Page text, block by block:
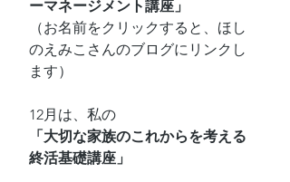
ーマネージメント講座」
（お名前をクリックすると、ほし
のえみこさんのブログにリンクし
ます）
12月は、私の
「大切な家族のこれからを考える
終活基礎講座」